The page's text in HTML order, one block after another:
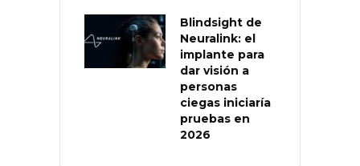
Blindsight de
Neuralink: el
implante para
dar visión a
personas
ciegas iniciaría
pruebas en
2026